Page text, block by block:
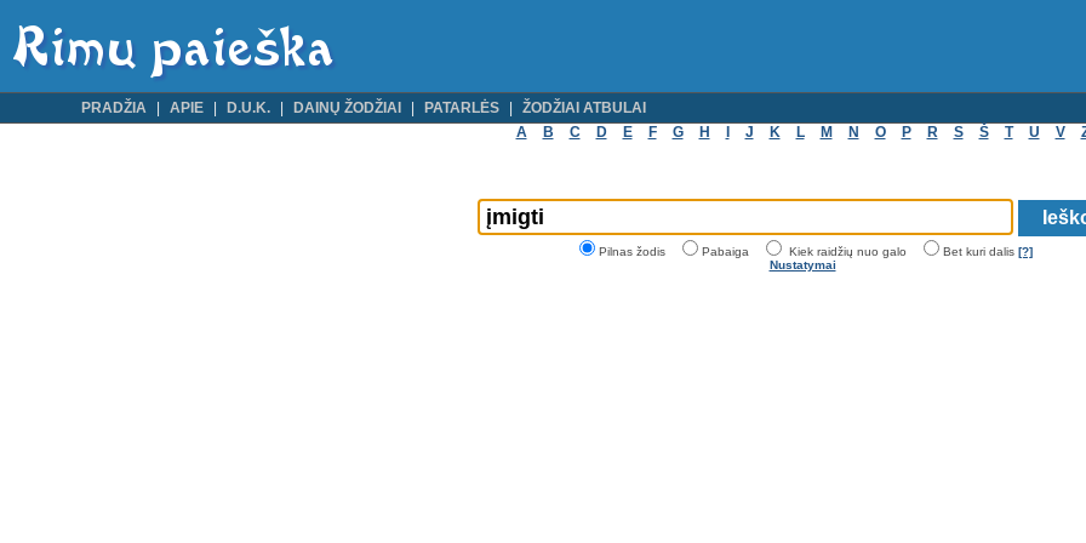
PRADŽIA APIE D.U.K. DAINŲ ŽODŽIAI PATARLĖS
ŽODŽIAI ATBULAI
A
B C D E F G H J K L M N O P R S Š T U V
Pilnas žodis Pabaiga Kiek raidžių nuo galo Bet kuri dalis [?]
Nustatymai